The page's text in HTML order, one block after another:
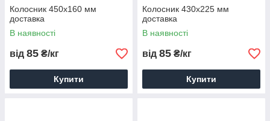
Колосник 450х160 мм
доставка
В наявності
від 85 ₴/кг
Купити
Колосник 430х225 мм
доставка
В наявності
від 85 ₴/кг
Купити